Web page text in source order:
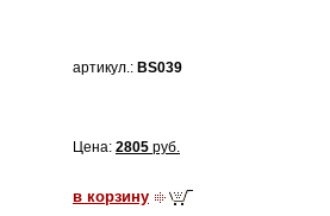
артикул.: BS039
Цена: 2805 руб.
в корзину